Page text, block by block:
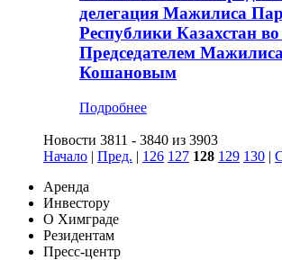
делегация Мажилиса
Республики Казахстан во
Председателем
Кошановым
Подробнее
Новости 3811 - 3840 из 3903
Начало | Пред. | 126 127 128 129 130 |
Аренда
Инвестору
О Химграде
Резидентам
Пресс-центр